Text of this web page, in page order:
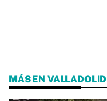
MÁS EN VALLADOLID